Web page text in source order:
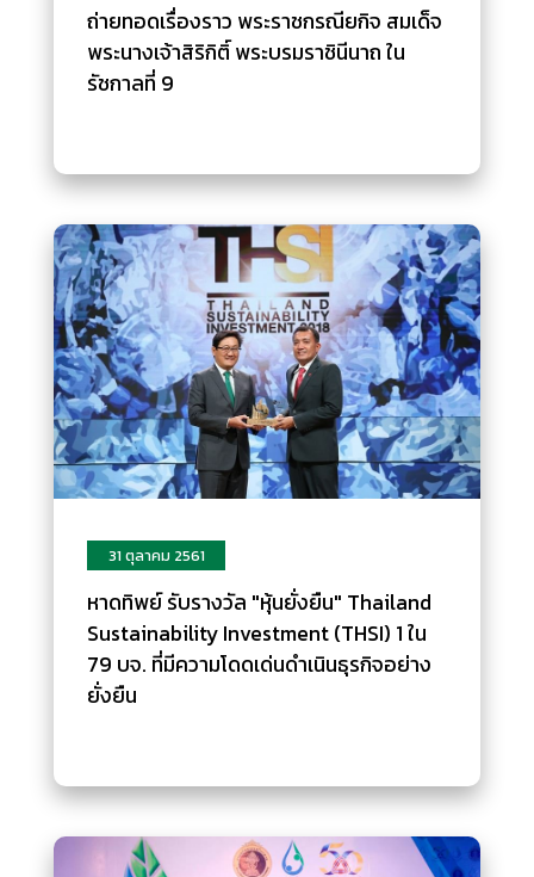
ถ่ายทอดเรื่องราว พระราชกรณียกิจ สมเด็จ
พระนางเจ้าสิริกิติ์ พระบรมราชินีนาถ ใน
รัชกาลที่ 9
31 ตุลาคม 2561
หาดทิพย์ รับรางวัล "หุ้นยั่งยืน" Thailand
Sustainability Investment (THSI) 1 ใน
79 บจ. ที่มีความโดดเด่นดำเนินธุรกิจอย่าง
ยั่งยืน